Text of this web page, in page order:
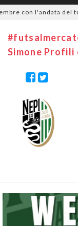
con l'andata del
Simone Profili